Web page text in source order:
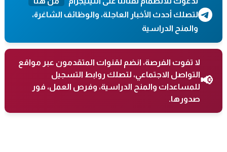
لتصلك أحدث الأخبار العاجلة، والوظائف الشاغرة،
والمنح الدراسية
📢
لا تفوت الفرصة، انضم لقنوات المتقدمون عبر مواقع
التواصل الاجتماعي، لتصلك روابط التسجيل
للمساعدات والمنح الدراسية، وفرص العمل، فور
صدورها.